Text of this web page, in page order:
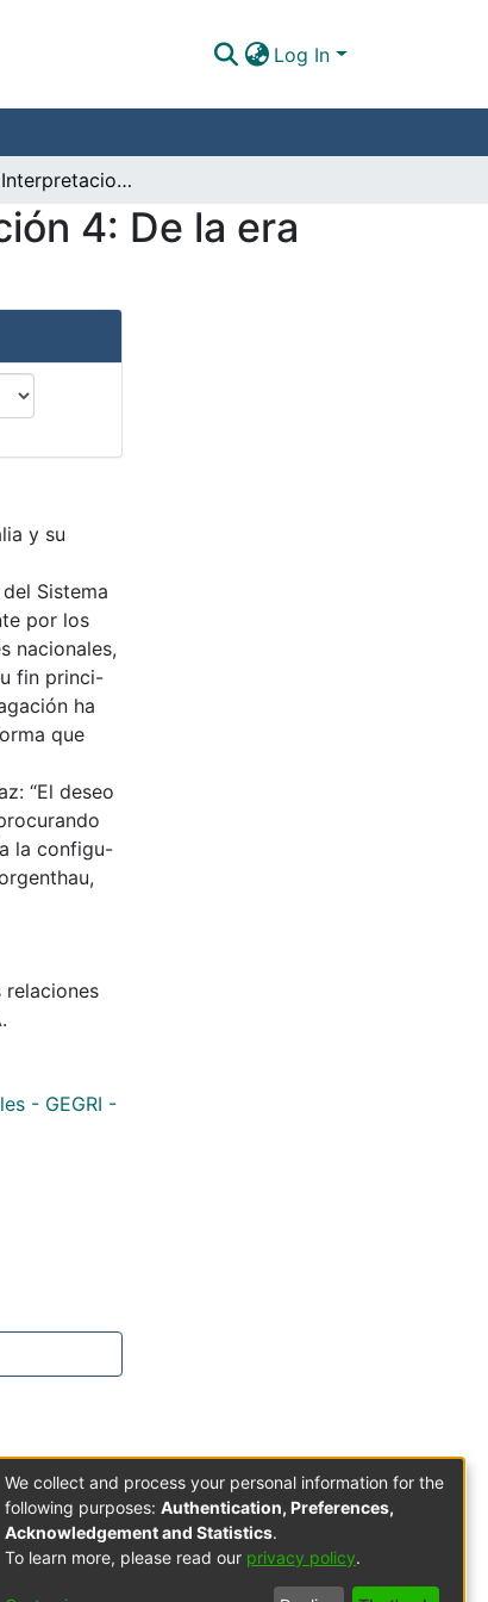
Log In
Capitulo 2: Interpretaciones contemporáneas. Sección 4: De la era de la disuasión a la era del control
4: De la era
y su
Sistema
por los
nacionales,
fin princi-
ha
que
“El deseo
la configu-
relaciones
- GEGRI -
de Predicadores
We collect and process your personal information for the
following purposes: Authentication, Preferences,
Acknowledgement and Statistics.
To learn more, please read our privacy policy.